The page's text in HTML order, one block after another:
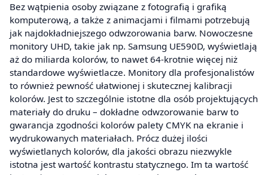
Bez wątpienia osoby związane z fotografią i grafiką
komputerową, a także z animacjami i filmami potrzebują
jak najdokładniejszego odwzorowania barw. Nowoczesne
monitory UHD, takie jak np. Samsung UE590D, wyświetlają
aż do miliarda kolorów, to nawet 64-krotnie więcej niż
standardowe wyświetlacze. Monitory dla profesjonalistów
to również pewność ułatwionej i skutecznej kalibracji
kolorów. Jest to szczególnie istotne dla osób projektujących
materiały do druku – dokładne odwzorowanie barw to
gwarancja zgodności kolorów palety CMYK na ekranie i
wydrukowanych materiałach. Prócz dużej ilości
wyświetlanych kolorów, dla jakości obrazu niezwykle
istotna jest wartość kontrastu statycznego. Im ta wartość